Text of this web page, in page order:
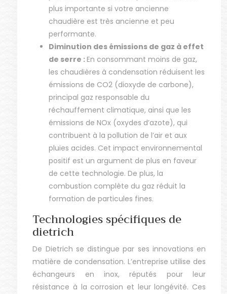
plus importante si votre ancienne
chaudière est très ancienne et peu
performante.
Diminution des émissions de gaz à effet
de serre :En consommant moins de gaz,
les chaudières à condensation réduisent les
émissions de CO2 (dioxyde de carbone),
principal gaz responsable du
réchauffement climatique, ainsi que les
émissions de NOx (oxydes d’azote), qui
contribuent à la pollution de l’air et aux
pluies acides. Cet impact environnemental
positif est un argument de plus en faveur
de cette technologie. De plus, la
combustion complète du gaz réduit la
formation de particules fines.
Technologies spécifiques de
dietrich
De Dietrich se distingue par ses innovations en
matière de condensation. L’entreprise utilise des
échangeurs en inox, réputés pour leur
résistance à la corrosion et leur longévité. Ces